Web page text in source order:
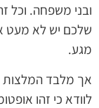
ובני משפחה. וכל
שלכם יש לא מעט
מגע.
אך מלבד המלצות
לוודא כי זהו